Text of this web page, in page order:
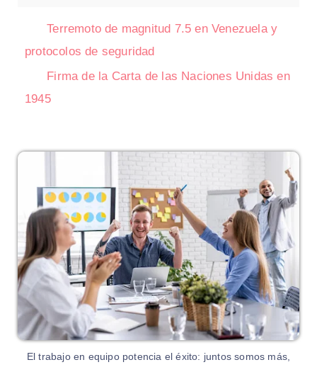
Terremoto de magnitud 7.5 en Venezuela y
protocolos de seguridad
Firma de la Carta de las Naciones Unidas en
1945
El trabajo en equipo potencia el éxito: juntos somos más,